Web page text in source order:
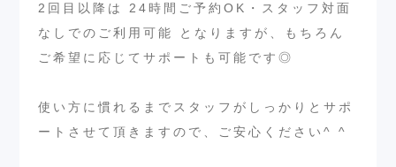
2回目以降は 24時間ご予約OK・スタッフ対面
なしでのご利用可能 となりますが、もちろん
ご希望に応じてサポートも可能です◎
使い方に慣れるまでスタッフがしっかりとサポ
ートさせて頂きますので、ご安心ください^ ^